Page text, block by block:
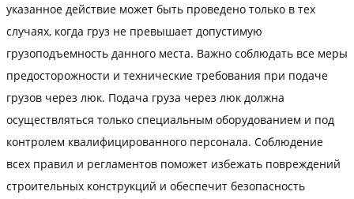
указанное действие может быть проведено только в тех
случаях, когда груз не превышает допустимую
грузоподъемность данного места. Важно соблюдать все меры
предосторожности и технические требования при подаче
грузов через люк. Подача груза через люк должна
осуществляться только специальным оборудованием и под
контролем квалифицированного персонала. Соблюдение
всех правил и регламентов поможет избежать повреждений
строительных конструкций и обеспечит безопасность